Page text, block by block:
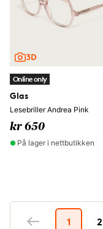
Online only
Glas
Lesebriller Andrea Pink
kr 650
På lager i nettbutikken
1 2